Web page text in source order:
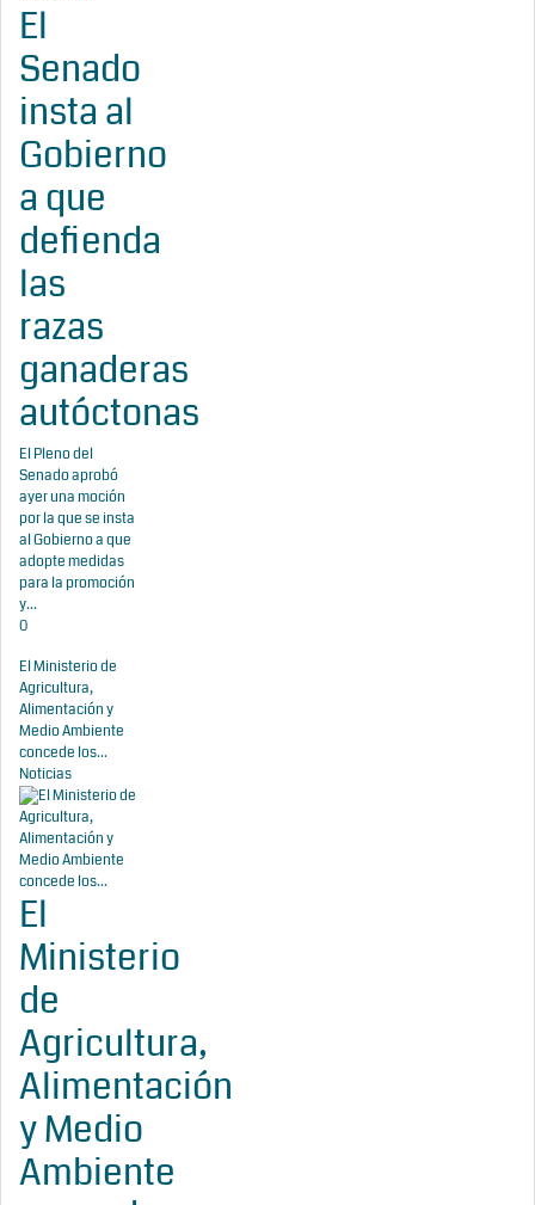
El
Senado
insta al
Gobierno
a que
defienda
las
razas
ganaderas
autóctonas
El Pleno del
Senado aprobó
ayer una moción
por la que se insta
al Gobierno a que
adopte medidas
para la promoción
y...
0
El Ministerio de
Agricultura,
Alimentación y
Medio Ambiente
concede los...
Noticias
El
Ministerio
de
Agricultura,
Alimentación
y Medio
Ambiente